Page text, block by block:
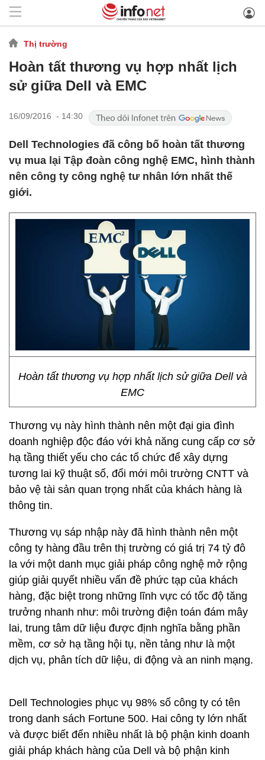
Thị trường
Hoàn tất thương vụ hợp nhất lịch
sử giữa Dell và EMC
16/09/2016 - 14:30
Dell Technologies đã công bố hoàn tất thương
vụ mua lại Tập đoàn công nghệ EMC, hình thành
nên công ty công nghệ tư nhân lớn nhất thế
giới.
Hoàn tất thương vụ hợp nhất lịch sử giữa Dell và
EMC
Thương vụ này hình thành nên một đại gia đình
doanh nghiệp độc đáo với khả năng cung cấp cơ sở
hạ tầng thiết yếu cho các tổ chức để xây dựng
tương lai kỹ thuật số, đổi mới môi trường CNTT và
bảo vệ tài sản quan trọng nhất của khách hàng là
thông tin.
Thương vụ sáp nhập này đã hình thành nên một
công ty hàng đầu trên thị trường có giá trị 74 tỷ đô
la với một danh mục giải pháp công nghệ mở rộng
giúp giải quyết nhiều vấn đề phức tạp của khách
hàng, đặc biệt trong những lĩnh vực có tốc độ tăng
trưởng nhanh như: môi trường điện toán đám mây
lai, trung tâm dữ liệu được định nghĩa bằng phần
mềm, cơ sở hạ tầng hội tụ, nền tảng như là một
dịch vụ, phân tích dữ liệu, di động và an ninh mạng.
Dell Technologies phục vụ 98% số công ty có tên
trong danh sách Fortune 500. Hai công ty lớn nhất
và được biết đến nhiều nhất là bộ phận kinh doanh
giải pháp khách hàng của Dell và bộ phận kinh